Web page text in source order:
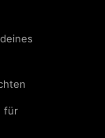
für